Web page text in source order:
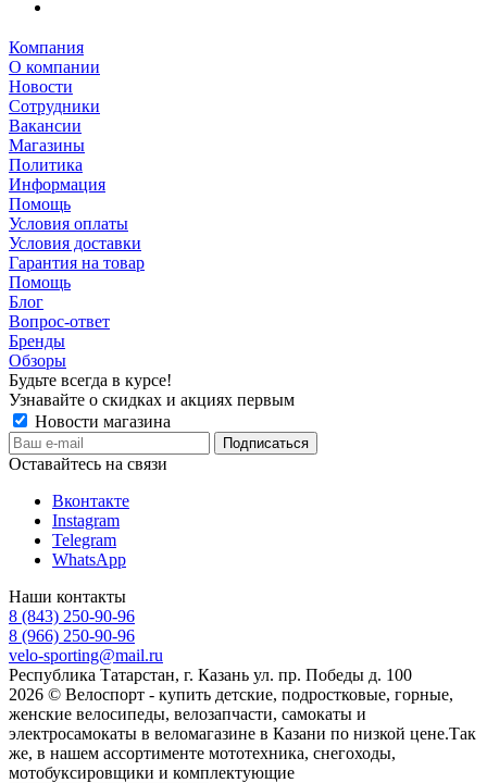
Компания
О компании
Новости
Сотрудники
Вакансии
Магазины
Политика
Информация
Помощь
Условия оплаты
Условия доставки
Гарантия на товар
Помощь
Блог
Вопрос-ответ
Бренды
Обзоры
Будьте всегда в курсе!
Узнавайте о скидках и акциях первым
Новости магазина
Оставайтесь на связи
Вконтакте
Instagram
Telegram
WhatsApp
Наши контакты
8 (843) 250-90-96
8 (966) 250-90-96
velo-sporting@mail.ru
Республика Татарстан, г. Казань ул. пр. Победы д. 100
2026 © Велоспорт - купить детские, подростковые, горные,
женские велосипеды, велозапчасти, самокаты и
электросамокаты в веломагазине в Казани по низкой цене.Так
же, в нашем ассортименте мототехника, снегоходы,
мотобуксировщики и комплектующие